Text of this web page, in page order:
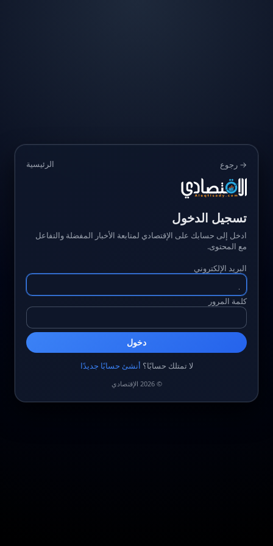
→ رجوع الرئيسية
تسجيل الدخول
ادخل إلى حسابك على الإقتصادي لمتابعة الأخبار المفضلة والتفاعل
مع المحتوى.
البريد الإلكتروني
كلمة المرور
دخول
لا تمتلك حسابًا؟ أنشئ حسابًا جديدًا
© 2026 الإقتصادي